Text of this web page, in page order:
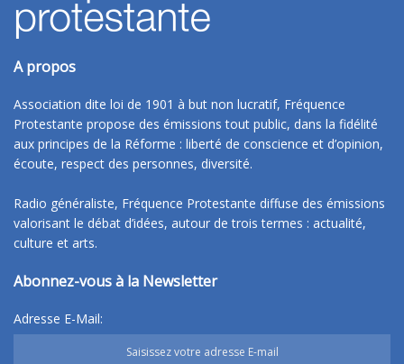
A propos
Association dite loi de 1901 à but non lucratif, Fréquence
Protestante propose des émissions tout public, dans la fidélité
aux principes de la Réforme : liberté de conscience et d’opinion,
écoute, respect des personnes, diversité.
Radio généraliste, Fréquence Protestante diffuse des émissions
valorisant le débat d’idées, autour de trois termes : actualité,
culture et arts.
Abonnez-vous à la Newsletter
Adresse E-Mail: